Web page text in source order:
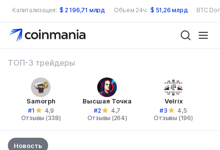
Капитализация: $ 2 196,71 млрд Объем 24ч: $ 51,26 млрд BTC
ТОП-3 трейдеры
Samorph
#1
4,9
Отзывы (338)
Высшая Точка
#2
4,7
Отзывы (264)
Velrix
#3
4,5
Отзывы (196)
Новость